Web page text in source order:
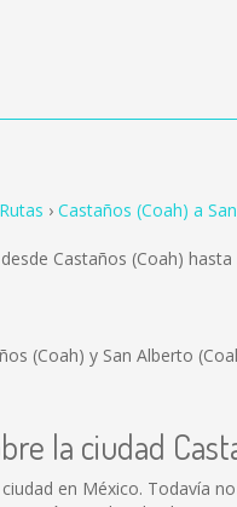
Rutas Castaños (Coah) a
Castaños (Coah)
(Coah) y San Alberto
la ciudad
en México. Todavía